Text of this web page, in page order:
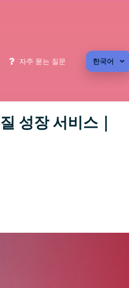
자주 묻는 질문 한국어
성장 서비스｜